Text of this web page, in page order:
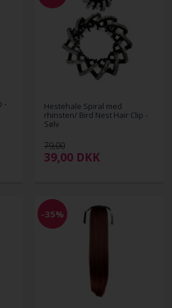
-
Hestehale Spiral med
rhinsten/ Bird Nest Hair Clip -
Sølv
79,00
39,00 DKK
-35%